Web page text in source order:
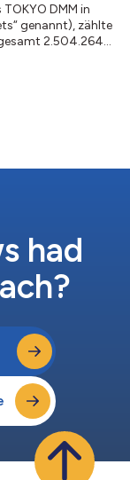
DMM in
genannt), zählte
2.504.264
Dezember 2023
zur Studie „The
had